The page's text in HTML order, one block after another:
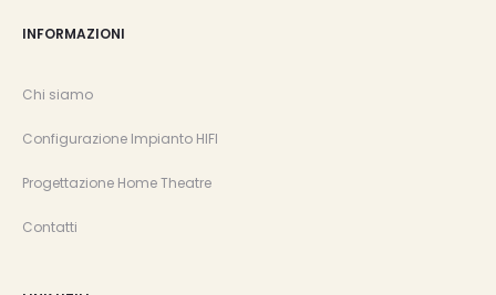
INFORMAZIONI
Chi siamo
Configurazione Impianto HIFI
Progettazione Home Theatre
Contatti